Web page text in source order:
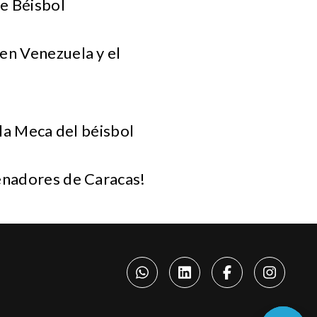
Béisbol
Venezuela y el
Meca del béisbol
de Caracas!